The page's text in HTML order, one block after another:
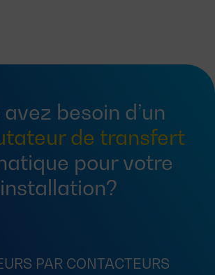
besoin d’un
de transfert
pour votre
installation?
PAR CONTACTEURS